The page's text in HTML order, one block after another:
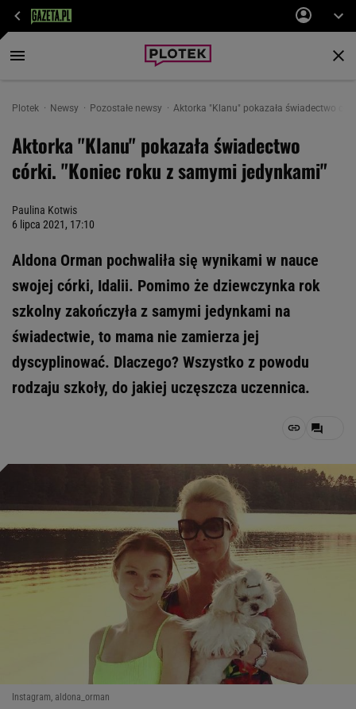
Plotek Newsy Pozostałe newsy Aktorka "Klanu" pokazała świadectwo
Aktorka "Klanu" pokazała świadectwo
córki. "Koniec roku z samymi jedynkami"
Paulina Kotwis
6 lipca 2021, 17:10
Aldona Orman pochwaliła się wynikami w nauce
swojej córki, Idalii. Pomimo że dziewczynka rok
szkolny zakończyła z samymi jedynkami na
świadectwie, to mama nie zamierza jej
dyscyplinować. Dlaczego? Wszystko z powodu
rodzaju szkoły, do jakiej uczęszcza uczennica.
Instagram, aldona_orman